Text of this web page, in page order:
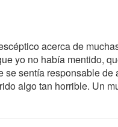
acerca de
yo no había mentido,
se sentía responsable de
algo tan horrible. Un